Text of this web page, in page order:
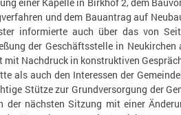
und dem Bauantrag auf
informierte auch über das von
der Geschäftsstelle in Neukirchen
mit Nachdruck in konstruktiven
als auch den Interessen der
Stütze zur Grundversorgung der
der nächsten Sitzung mit einer